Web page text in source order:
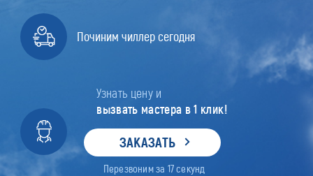
Починим чиллер сегодня
Узнать цену и
вызвать мастера в 1 клик!
ЗАКАЗАТЬ
Перезвоним за 17секунд